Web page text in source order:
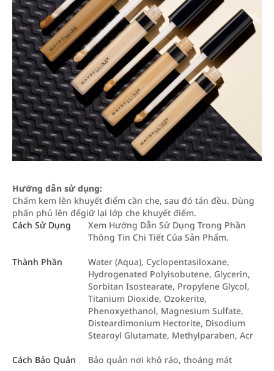
Hướng dẫn sử dụng:
Chấm kem lên khuyết điểm cần che, sau đó tán đều. Dùng
phấn phủ lên đểgiữ lại lớp che khuyết điểm.
Cách Sử Dụng
Xem Hướng Dẫn Sử Dụng Trong Phần
Thông Tin Chi Tiết Của Sản Phẩm.
Thành Phần
Water (Aqua), Cyclopentasiloxane,
Hydrogenated Polyisobutene, Glycerin,
Sorbitan Isostearate, Propylene Glycol,
Titanium Dioxide, Ozokerite,
Phenoxyethanol, Magnesium Sulfate,
Disteardimonium Hectorite, Disodium
Stearoyl Glutamate, Methylparaben, Acr
Cách Bảo Quản Bảo quản nơi khô ráo, thoáng mát